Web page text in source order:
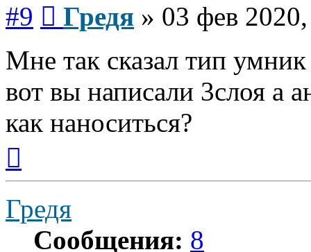
#9 Гредя » 03 фев
Мне так сказал тип
вот вы написали 3слоя а
как наноситься?
началу
Гредя
Сообщения: 8